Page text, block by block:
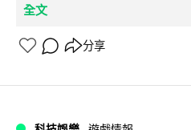
全文
分享